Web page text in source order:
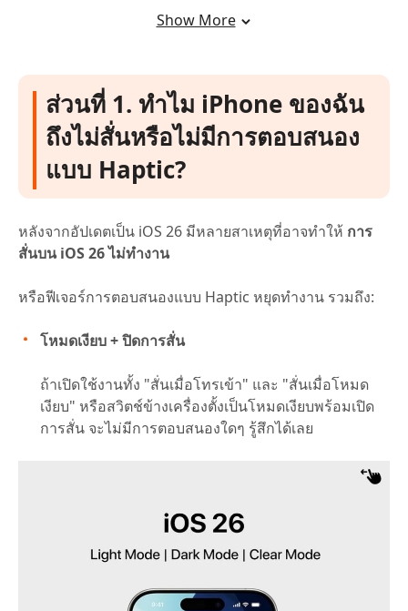
Haptics บน iPhoneShow More
ส่วนที่ 1. ทำไม iPhone ของฉัน
ถึงไม่สั่นหรือไม่มีการตอบสนอง
แบบ Haptic?
หลังจากอัปเดตเป็น iOS 26 มีหลายสาเหตุที่อาจทำให้ การ
สั่นบน iOS 26 ไม่ทำงาน
หรือฟีเจอร์การตอบสนองแบบ Haptic หยุดทำงาน รวมถึง:
โหมดเงียบ + ปิดการสั่น
ถ้าเปิดใช้งานทั้ง "สั่นเมื่อโทรเข้า" และ "สั่นเมื่อโหมด
เงียบ" หรือสวิตช์ข้างเครื่องตั้งเป็นโหมดเงียบพร้อมเปิด
การสั่น จะไม่มีการตอบสนองใดๆ รู้สึกได้เลย